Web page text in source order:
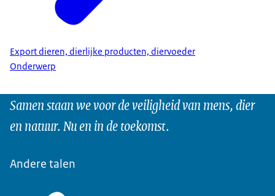
Export dieren, dierlijke producten, diervoeder
Onderwerp
Samen staan we voor de veiligheid van mens, dier
en natuur. Nu en in de toekomst.
Andere talen